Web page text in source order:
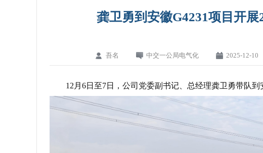
龚卫勇到安徽G4231项目开
吾名 中交一公局电气化 2025-12-10
12月6日至7日，公司党委副书记、总经理龚卫勇带队到